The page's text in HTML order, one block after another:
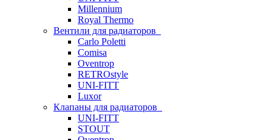
Millennium
Royal Thermo
Вентили для радиаторов
Carlo Poletti
Comisa
Oventrop
RETROstyle
UNI-FITT
Luxor
Клапаны для радиаторов
UNI-FITT
STOUT